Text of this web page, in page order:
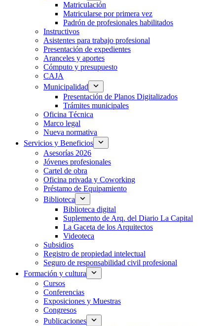
Matriculación
Matricularse por primera vez
Padrón de profesionales habilitados
Instructivos
Asistentes para trabajo profesional
Presentación de expedientes
Aranceles y aportes
Cómputo y presupuesto
CAJA
Municipalidad
Presentación de Planos Digitalizados
Trámites municipales
Oficina Técnica
Marco legal
Nueva normativa
Servicios y Beneficios
Asesorías 2026
Jóvenes profesionales
Cartel de obra
Oficina privada y Coworking
Préstamo de Equipamiento
Biblioteca
Biblioteca digital
Suplemento de Arq. del Diario La Capital
La Gaceta de los Arquitectos
Videoteca
Subsidios
Registro de propiedad intelectual
Seguro de responsabilidad civil profesional
Formación y cultura
Cursos
Conferencias
Exposiciones y Muestras
Congresos
Publicaciones